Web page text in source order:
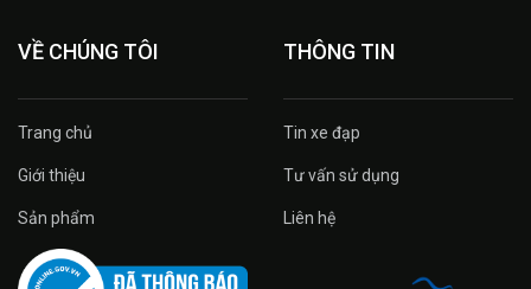
VỀ CHÚNG TÔI
Trang chủ
Giới thiệu
Sản phẩm
THÔNG TIN
Tin xe đạp
Tư vấn sử dụng
Liên hệ